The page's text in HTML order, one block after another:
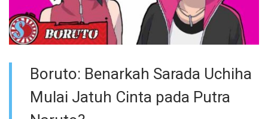
Boruto: Benarkah Sarada Uchiha
Mulai Jatuh Cinta pada Putra